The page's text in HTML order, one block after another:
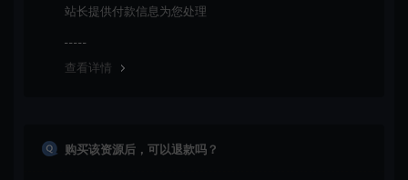
站长提供付款信息为您处理
查看详情
购买该资源后，可以退款吗？